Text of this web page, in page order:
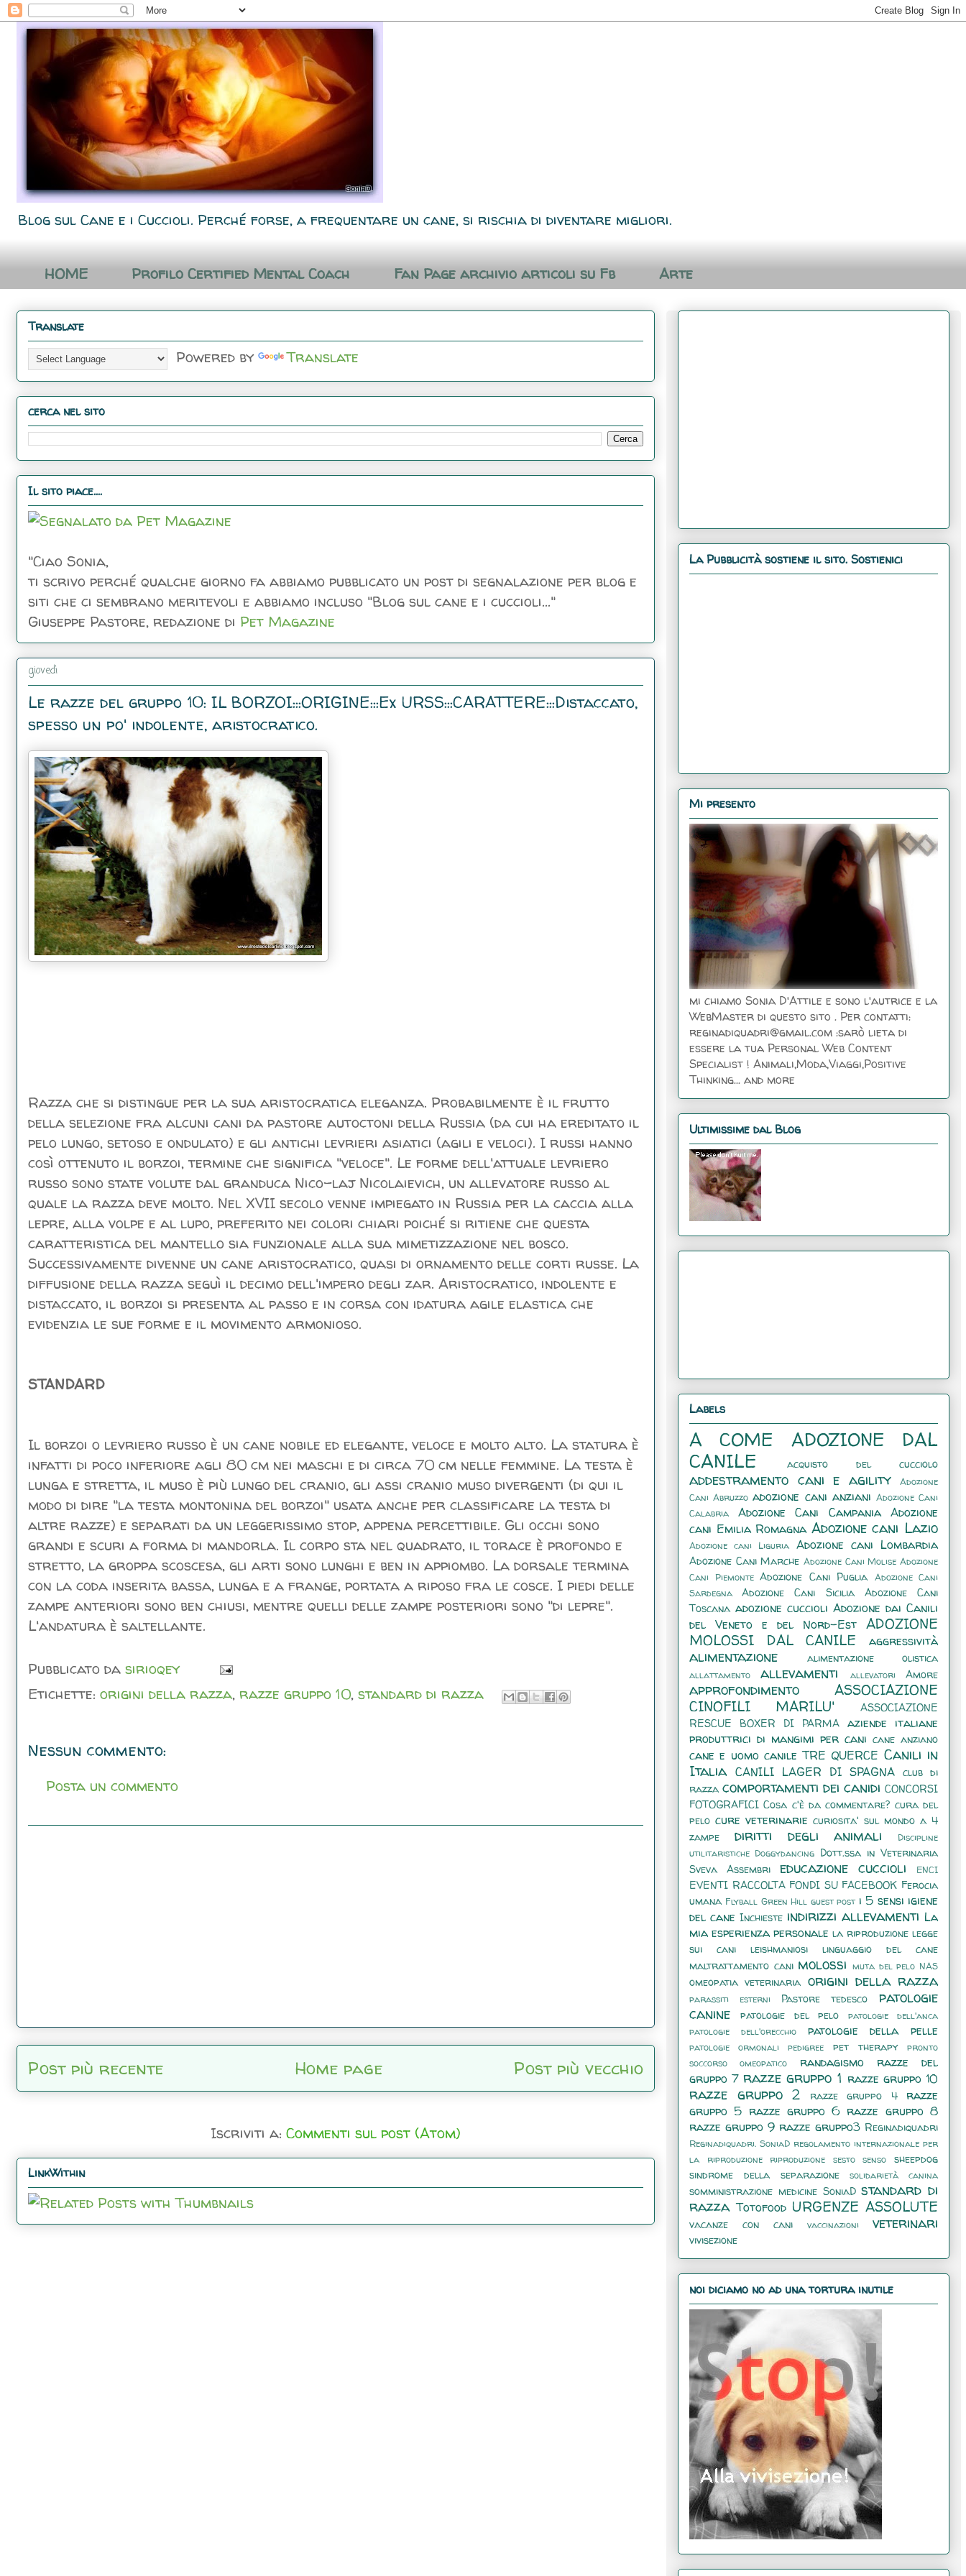
Blog sul Cane e i Cuccioli. Perché forse, a frequentare un cane, si rischia di diventare migliori.
HOME Profilo Certified Mental Coach Fan Page archivio articoli su Fb Arte
Translate
Powered by Translate
cerca nel sito
Il sito piace....
"Ciao Sonia,
ti scrivo perché qualche giorno fa abbiamo pubblicato un post di segnalazione per blog e
siti che ci sembrano meritevoli e abbiamo incluso "Blog sul cane e i cuccioli..."
Giuseppe Pastore, redazione di Pet Magazine
giovedì
Le razze del gruppo 10: IL BORZOI:::ORIGINE:::Ex URSS:::CARATTERE:::Distaccato,
spesso un po' indolente, aristocratico.
Razza che si distingue per la sua aristocratica eleganza. Probabilmente è il frutto
della selezione fra alcuni cani da pastore autoctoni della Russia (da cui ha ereditato il
pelo lungo, setoso e ondulato) e gli antichi levrieri asiatici (agili e veloci). I russi hanno
così ottenuto il borzoi, termine che significa "veloce". Le forme dell'attuale levriero
russo sono state volute dal granduca Nico-laj Nicolaievich, un allevatore russo al
quale la razza deve molto. Nel XVII secolo venne impiegato in Russia per la caccia alla
lepre, alla volpe e al lupo, preferito nei colori chiari poiché si ritiene che questa
caratteristica del mantello sia funzionale alla sua mimetizzazione nel bosco.
Successivamente divenne un cane aristocratico, quasi di ornamento delle corti russe. La
diffusione della razza seguì il decimo dell'impero degli zar. Aristocratico, indolente e
distaccato, il borzoi si presenta al passo e in corsa con idatura agile elastica che
evidenzia le sue forme e il movimento armonioso.
STANDARD
Il borzoi o levriero russo è un cane nobile ed elegante, veloce e molto alto. La statura è
infatti di poco inferiore agli 80 cm nei maschi e di circa 70 cm nelle femmine. La testa è
lunga e stretta, il muso è più lungo del cranio, gli assi cranio muso divergenti (di qui il
modo di dire "la testa montonina del borzoi" usata anche per classificare la testa di
altre razze) e separati da un leggerissimo stop, appena percettibile. Gli occhi sono
grandi e scuri a forma di mandorla. Il corpo sta nel quadrato, il torace è profondo e
stretto, la groppa scoscesa, gli arti sono lunghi e ben in appiombo. La dorsale termina
con la coda inserita bassa, lunga e a frange, portata a riposo fra le cosce. I piedi delle
zampe anteriori sono ben chiusi, mentre quelli delle zampe posteriori sono "di lepre".
L'andatura è saltellante.
Pubblicato da sirioqey
Etichette: origini della razza, razze gruppo 10, standard di razza
Nessun commento:
Posta un commento
Post più recente Post più vecchio
Home page
Iscriviti a: Commenti sul post (Atom)
LinkWithin
La Pubblicità sostiene il sito. Sostienici
Mi presento
mi chiamo Sonia D'Attile e sono l'autrice e la
WebMaster di questo sito . Per contatti:
reginadiquadri@gmail.com :sarò lieta di
essere la tua Personal Web Content
Specialist ! Animali,Moda,Viaggi,Positive
Thinking... and more
Ultimissime dal Blog
Labels
A COME ADOZIONE DAL
CANILE
acquisto del cucciolo
addestramento cani e agility
Adozione
Cani Abruzzo adozione cani anziani Adozione Cani
Calabria
Adozione Cani Campania
Adozione
cani Emilia Romagna Adozione cani Lazio
Adozione cani Liguria Adozione cani Lombardia
Adozione Cani Marche Adozione Cani Molise Adozione
Cani Piemonte Adozione Cani Puglia Adozione Cani
Sardegna
Adozione Cani Sicilia
Adozione Cani
Toscana adozione cuccioli Adozione dai Canili
del Veneto e del Nord-Est ADOZIONE
MOLOSSI DAL CANILE
aggressività
alimentazione alimentazione olistica
allattamento allevamenti allevatori Amore
approfondimento
ASSOCIAZIONE
CINOFILI MARILU'
ASSOCIAZIONE
RESCUE BOXER DI PARMA aziende italiane
produttrici di mangimi per cani cane anziano
cane e uomo canile TRE QUERCE Canili in
Italia CANILI LAGER DI SPAGNA club di
razza comportamenti dei canidi CONCORSI
FOTOGRAFICI Cosa c'è da commentare? cura del
pelo cure veterinarie curiosita' sul mondo a 4
zampe
diritti degli animali
Discipline
utilitaristiche Doggydancing Dott.ssa in Veterinaria
Sveva Assembri
educazione cuccioli ENCI
EVENTI RACCOLTA FONDI SU FACEBOOK Ferocia
umana Flyball Green Hill guest post i 5 sensi igiene
del cane Inchieste indirizzi allevamenti La
mia esperienza personale la riproduzione legge
sui cani
leishmaniosi
linguaggio del cane
maltrattamento cani molossi muta del pelo NAS
omeopatia veterinaria origini della razza
parassiti esterni Pastore tedesco
patologie
canine
patologie del pelo
patologie dell'anca
patologie dell'orecchio
patologie della pelle
patologie ormonali pedigree pet therapy
pronto
soccorso omeopatico
randagismo
razze del
gruppo 7 razze gruppo 1 razze gruppo 10
razze gruppo 2 razze gruppo 4
razze
gruppo 5 razze gruppo 6 razze gruppo 8
razze gruppo 9 razze gruppo3 Reginadiquadri
Reginadiquadri. SoniaD regolamento internazionale per
la riproduzione
riproduzione sesto senso
sheepdog
sindrome della separazione
solidarietà canina
somministrazione medicine SoniaD standard di
razza Totofood URGENZE ASSOLUTE
vacanze con cani vaccinazioni veterinari
vivisezione
noi diciamo no ad una tortura inutile